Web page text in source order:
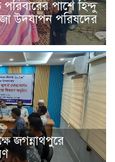
পাশে হিন্দু
উদযাপন পরিষদের
জগন্নাথপুরে